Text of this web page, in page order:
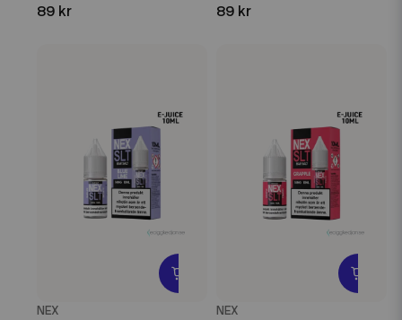
89 kr
89 kr
NEX NEX